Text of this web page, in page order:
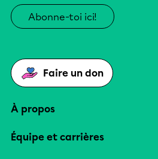
Abonne-toi ici!
Faire un don
À propos
Équipe et carrières